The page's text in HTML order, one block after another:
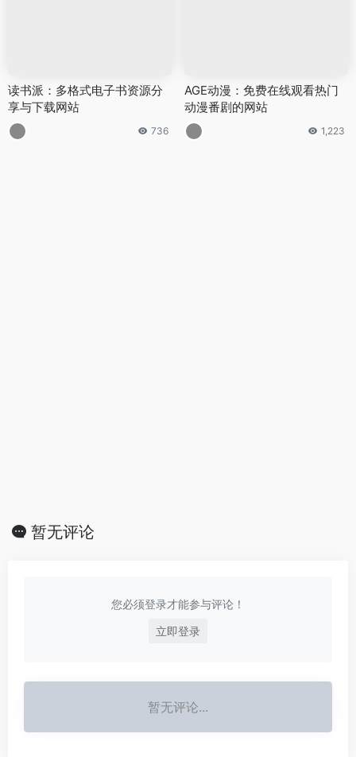
读书派：多格式电子书资源分
享与下载网站
736
AGE动漫：免费在线观看热门
动漫番剧的网站
1,223
暂无评论
您必须登录才能参与评论！
立即登录
暂无评论...